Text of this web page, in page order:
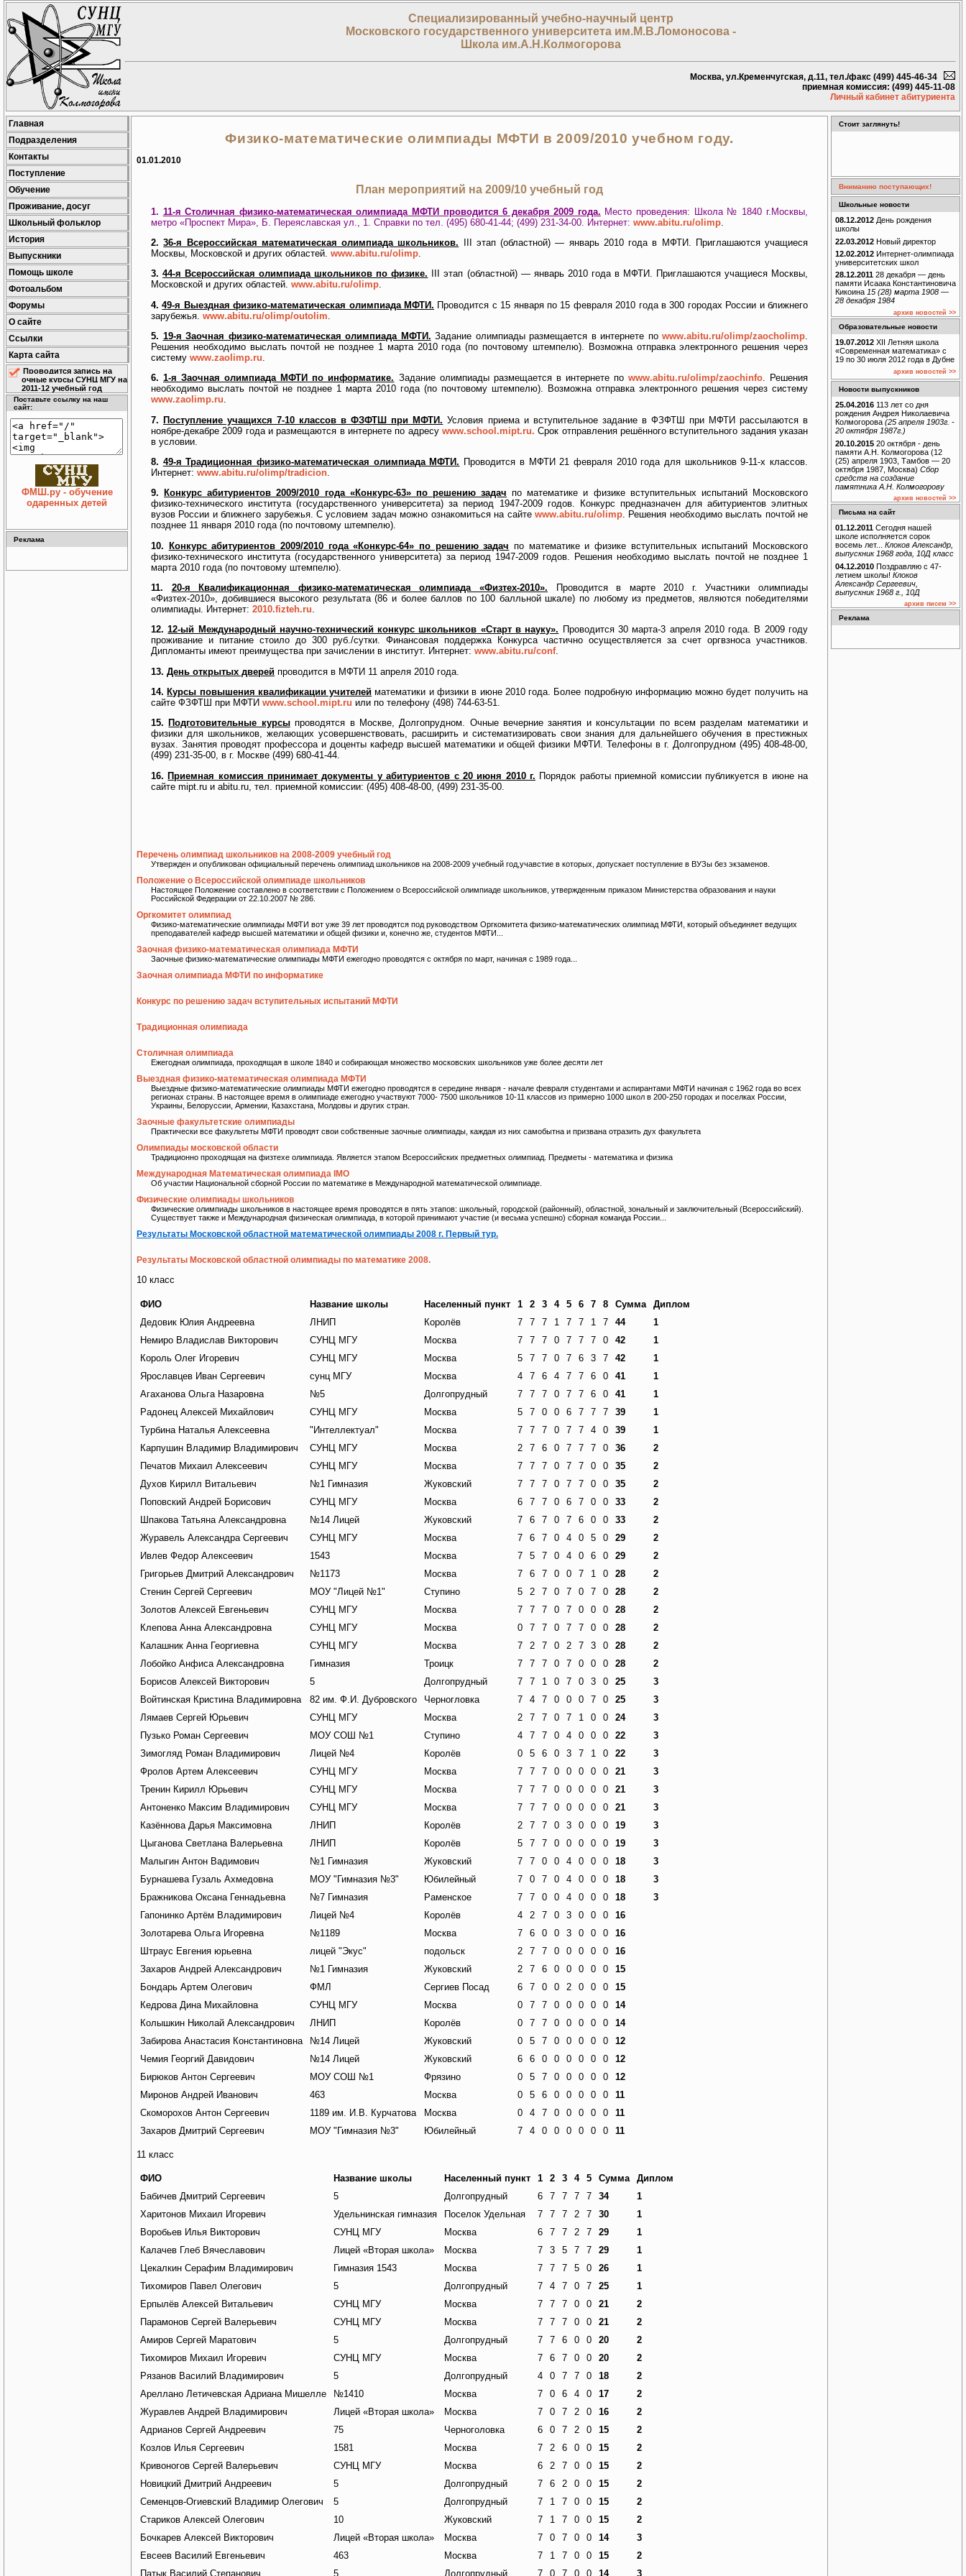
Специализированный учебно-научный центр
Московского государственного университета им.М.В.Ломоносова -
Школа им.А.Н.Колмогорова
Москва, ул.Кременчугская, д.11, тел./факс (499) 445-46-34
приемная комиссия: (499) 445-11-08
Личный кабинет абитуриента
Главная
Подразделения
Контакты
Поступление
Обучение
Проживание, досуг
Школьный фольклор
История
Выпускники
Помощь школе
Фотоальбом
Форумы
О сайте
Ссылки
Карта сайта
Проводится запись на
очные курсы СУНЦ МГУ на
2011-12 учебный год
Поставьте ссылку на наш
сайт:
ФМШ.ру - обучение
одаренных детей
Реклама
Физико-математические олимпиады МФТИ в 2009/2010 учебном году.
01.01.2010
План мероприятий на 2009/10 учебный год
1. 11-я Столичная физико-математическая олимпиада МФТИ проводится 6 декабря 2009 года. Место проведения: Школа № 1840 г.Москвы,
метро «Проспект Мира», Б. Переяславская ул., 1. Справки по тел. (495) 680-41-44; (499) 231-34-00. Интернет: www.abitu.ru/olimp
2.36-я Всероссийская математическая олимпиада школьников. III этап (областной) — январь 2010 года в МФТИ. Приглашаются учащиеся
Москвы, Московской и других областей. www.abitu.ru/olimp
3.44-я Всероссийская олимпиада школьников по физике. III этап (областной) — январь 2010 года в МФТИ. Приглашаются учащиеся Москвы,
Московской и других областей. www.abitu.ru/olimp.
4.49-я Выездная физико-математическая олимпиада МФТИ. Проводится с 15 января по 15 февраля 2010 года в 300 городах России и ближнего
зарубежья. www.abitu.ru/olimp/outolim
5. 19-я Заочная физико-математическая олимпиада МФТИ. Задание олимпиады размещается в интернете по www.abitu.ru/olimp/zaocholimp
Решения необходимо выслать почтой не позднее 1 марта 2010 года (по почтовому штемпелю). Возможна отправка электронного решения через
систему www.zaolimp.ru
6.1-я Заочная олимпиада МФТИ по информатике. Задание олимпиады размещается в интернете по www.abitu.ru/olimp/zaochinfo. Решения
необходимо выслать почтой не позднее 1 марта 2010 года (по почтовому штемпелю). Возможна отправка электронного решения через систему
www.zaolimp.ru.
7.Поступление учащихся 7-10 классов в ФЗФТШ при МФТИ. Условия приема и вступительное задание в ФЗФТШ при МФТИ рассылаются в
ноябре-декабре 2009 года и размещаются в интернете по адресу www.school.mipt.ru. Срок отправления решённого вступительного задания указан
в условии.
8. 49-я Традиционная физико-математическая олимпиада МФТИ. Проводится в МФТИ 21 февраля 2010 года для школьников 9-11-х классов.
Интернет: www.abitu.ru/olimp/tradicion
9.
Конкурс абитуриентов 2009/2010 года «Конкурс-63» по решению задач по математике и физике вступительных испытаний Московского
физико-технического института (государственного университета) за период 1947-2009 годов. Конкурс предназначен для абитуриентов элитных
вузов России и ближнего зарубежья. С условием задач можно ознакомиться на сайте www.abitu.ru/olimp. Решения необходимо выслать почтой не
позднее 11 января 2010 года (по почтовому штемпелю).
10. Конкурс абитуриентов 2009/2010 года «Конкурс-64» по решению задач по математике и физике вступительных испытаний Московского
физико-технического института (государственного университета) за период 1947-2009 годов. Решения необходимо выслать почтой не позднее 1
марта 2010 года (по почтовому штемпелю).
11. 20-я Квалификационная физико-математическая олимпиада «Физтех-2010». Проводится в марте 2010 г. Участники олимпиады
«Физтех-2010», добившиеся высокого результата (86 и более баллов по 100 балльной шкале) по любому из предметов, являются победителями
олимпиады. Интернет: 2010.fizteh.ru
12.12-ый Международный научно-технический конкурс школьников «Старт в науку». Проводится 30 марта-3 апреля 2010 года. В 2009 году
проживание и питание стоило до 300 руб./сутки. Финансовая поддержка Конкурса частично осуществляется за счет оргвзноса участников.
Дипломанты имеют преимущества при зачислении в институт. Интернет: www.abitu.ru/conf.
13. День открытых дверей проводится в МФТИ 11 апреля 2010 года.
14. Курсы повышения квалификации учителей математики и физики в июне 2010 года. Более подробную информацию можно будет получить на
сайте ФЗФТШ при МФТИ www.school.mipt.ru или по телефону (498) 744-63-51.
15. Подготовительные курсыпроводятся в Москве, Долгопрудном. Очные вечерние занятия и консультации по всем разделам математики и
физики для школьников, желающих усовершенствовать, расширить и систематизировать свои знания для дальнейшего обучения в престижных
вузах. Занятия проводят профессора и доценты кафедр высшей математики и общей физики МФТИ. Телефоны в г. Долгопрудном (495) 408-48-00,
(499) 231-35-00, в г. Москве (499) 680-41-44.
16.Приемная комиссия принимает документы у абитуриентов с 20 июня 2010 г. Порядок работы приемной комиссии публикуется в июне на
сайте mipt.ru и abitu.ru, тел. приемной комиссии: (495) 408-48-00, (499) 231-35-00.
Перечень олимпиад школьников на 2008-2009 учебный год
Утвержден и опубликован официальный перечень олимпиад школьников на 2008-2009 учебный год,учавстие в которых, допускает поступление в ВУЗы без экзаменов.
Положение о Всероссийской олимпиаде школьников
Настоящее Положение составлено в соответствии с Положением о Всероссийской олимпиаде школьников, утвержденным приказом Министерства образования и науки
Российской Федерации от 22.10.2007 № 286.
Оргкомитет олимпиад
Физико-математические олимпиады МФТИ вот уже 39 лет проводятся под руководством Оргкомитета физико-математических олимпиад МФТИ, который объединяет ведущих
преподавателей кафедр высшей математики и общей физики и, конечно же, студентов МФТИ...
Заочная физико-математическая олимпиада МФТИ
Заочные физико-математические олимпиады МФТИ ежегодно проводятся с октября по март, начиная с 1989 года...
Заочная олимпиада МФТИ по информатике
Конкурс по решению задач вступительных испытаний МФТИ
Традиционная олимпиада
Столичная олимпиада
Ежегодная олимпиада, проходящая в школе 1840 и собирающая множество московских школьников уже более десяти лет
Выездная физико-математическая олимпиада МФТИ
Выездные физико-математические олимпиады МФТИ ежегодно проводятся в середине января - начале февраля студентами и аспирантами МФТИ начиная с 1962 года во всех
регионах страны. В настоящее время в олимпиаде ежегодно участвуют 7000- 7500 школьников 10-11 классов из примерно 1000 школ в 200-250 городах и поселках России,
Украины, Белоруссии, Армении, Казахстана, Молдовы и других стран.
Заочные факультетские олимпиады
Практически все факультеты МФТИ проводят свои собственные заочные олимпиады, каждая из них самобытна и призвана отразить дух факультета
Олимпиады московской области
Традиционно проходящая на физтехе олимпиада. Является этапом Всероссийских предметных олимпиад. Предметы - математика и физика
Международная Математическая олимпиада IMO
Об участии Национальной сборной России по математике в Международной математической олимпиаде.
Физические олимпиады школьников
Физические олимпиады школьников в настоящее время проводятся в пять этапов: школьный, городской (районный), областной, зональный и заключительный (Всероссийский).
Существует также и Международная физическая олимпиада, в которой принимают участие (и весьма успешно) сборная команда России...
Результаты Московской областной математической олимпиады 2008 г. Первый тур.
Результаты Московской областной олимпиады по математике 2008.
10 класс
ФИО Название школы Населенный пункт 1 2 3 4 5 6 7 8 Сумма
Диплом
Дедовик Юлия Андреевна
ЛНИП Королёв 7 7 7 1 7 7 1 7 44
1
Немиро Владислав Викторович
СУНЦ МГУ Москва 7 7 7 0 7 7 7 0 42
1
Король Олег Игоревич
СУНЦ МГУ Москва 5 7 7 0 7 6 3 7 42
1
Ярославцев Иван Сергеевич
сунц МГУ Москва 4 7 6 4 7 7 6 0 41
1
Агаханова Ольга Назаровна
№5 Долгопрудный 7 7 7 0 7 7 6 0 41
1
Радонец Алексей Михайлович
СУНЦ МГУ Москва 5 7 0 0 6 7 7 7 39
1
Турбина Наталья Алексеевна
"Интеллектуал" Москва 7 7 7 0 7 7 4 0 39
1
Карпушин Владимир Владимирович
СУНЦ МГУ Москва 2 7 6 0 7 7 7 0 36
2
Печатов Михаил Алексеевич
СУНЦ МГУ Москва 7 7 7 0 7 7 0 0 35
2
Духов Кирилл Витальевич
№1 Гимназия Жуковский 7 7 7 0 7 7 0 0 35
2
Поповский Андрей Борисович
СУНЦ МГУ Москва 6 7 7 0 6 7 0 0 33
2
Шпакова Татьяна Александровна
№14 Лицей Жуковский 7 6 7 0 7 6 0 0 33
2
Журавель Александра Сергеевич
СУНЦ МГУ Москва 7 6 7 0 4 0 5 0 29
2
Ивлев Федор Алексеевич
1543 Москва 7 5 7 0 4 0 6 0 29
2
Григорьев Дмитрий Александрович
№1173 Москва 7 6 7 0 0 7 1 0 28
2
Стенин Сергей Сергеевич
МОУ "Лицей №1" Ступино 5 2 7 0 7 0 7 0 28
2
Золотов Алексей Евгеньевич
СУНЦ МГУ Москва 7 7 7 0 7 0 0 0 28
2
Клепова Анна Александровна
СУНЦ МГУ Москва 0 7 7 0 7 7 0 0 28
2
Калашник Анна Георгиевна
СУНЦ МГУ Москва 7 2 7 0 2 7 3 0 28
2
Лобойко Анфиса Александровна
Гимназия Троицк 7 7 7 0 7 0 0 0 28
2
Борисов Алексей Викторович
5 Долгопрудный 7 7 1 0 7 0 3 0 25
3
Войтинская Кристина Владимировна
82 им. Ф.И. Дубровского Черногловка 7 4 7 0 0 0 7 0 25
3
Лямаев Сергей Юрьевич
СУНЦ МГУ Москва 2 7 7 0 7 1 0 0 24
3
Пузько Роман Сергеевич
МОУ СОШ №1 Ступино 4 7 7 0 4 0 0 0 22
3
Зимогляд Роман Владимирович
Лицей №4 Королёв 0 5 6 0 3 7 1 0 22
3
Фролов Артем Алексеевич
СУНЦ МГУ Москва 7 7 7 0 0 0 0 0 21
3
Тренин Кирилл Юрьевич
СУНЦ МГУ Москва 7 7 7 0 0 0 0 0 21
3
Антоненко Максим Владимирович
СУНЦ МГУ Москва 7 7 7 0 0 0 0 0 21
3
Казённова Дарья Максимовна
ЛНИП Королёв 2 7 7 0 3 0 0 0 19
3
Цыганова Светлана Валерьевна
ЛНИП Королёв 5 7 7 0 0 0 0 0 19
3
Малыгин Антон Вадимович
№1 Гимназия Жуковский 7 7 0 0 4 0 0 0 18
3
Бурнашева Гузаль Ахмедовна
МОУ "Гимназия №3" Юбилейный 7 0 7 0 4 0 0 0 18
3
Бражникова Оксана Геннадьевна
№7 Гимназия Раменское 7 7 0 0 4 0 0 0 18
3
Гапонинко Артём Владимирович
Лицей №4 Королёв 4 2 7 0 3 0 0 0
16
Золотарева Ольга Игоревна
№1189 Москва 7 6 0 0 3 0 0 0
16
Штраус Евгения юрьевна
лицей "Экус" подольск 2 7 7 0 0 0 0 0
16
Захаров Андрей Александрович
№1 Гимназия Жуковский 2 7 6 0 0 0 0 0
15
Бондарь Артем Олегович
ФМЛ Сергиев Посад 6 7 0 0 2 0 0 0
15
Кедрова Дина Михайловна
СУНЦ МГУ Москва 0 7 7 0 0 0 0 0
14
Колышкин Николай Александрович
ЛНИП Королёв 0 7 7 0 0 0 0 0
14
Забирова Анастасия Константиновна
№14 Лицей Жуковский 0 5 7 0 0 0 0 0
12
Чемия Георгий Давидович
№14 Лицей Жуковский 6 6 0 0 0 0 0 0
12
Бирюков Антон Сергеевич
МОУ СОШ №1 Фрязино 0 5 7 0 0 0 0 0
12
Миронов Андрей Иванович
463 Москва 0 5 6 0 0 0 0 0
11
Скоморохов Антон Сергеевич
1189 им. И.В. Курчатова Москва 0 4 7 0 0 0 0 0
11
Захаров Дмитрий Сергеевич
МОУ "Гимназия №3" Юбилейный 7 4 0 0 0 0 0 0 11
11 класс
ФИО Название школы Населенный пункт 1 2 3 4 5 Сумма
Диплом
Бабичев Дмитрий Сергеевич
5 Долгопрудный 6 7 7 7 7 34
1
Харитонов Михаил Игоревич
Удельнинская гимназия Поселок Удельная 7 7 7 2 7 30
1
Воробьев Илья Викторович
СУНЦ МГУ Москва 6 7 7 2 7 29
1
Калачев Глеб Вячеславович
Лицей «Вторая школа» Москва 7 3 5 7 7 29
1
Цекалкин Серафим Владимирович
Гимназия 1543 Москва 7 7 7 5 0 26
1
Тихомиров Павел Олегович
5 Долгопрудный 7 4 7 0 7 25
1
Ерпылёв Алексей Витальевич
СУНЦ МГУ Москва 7 7 7 0 0 21
2
Парамонов Сергей Валерьевич
СУНЦ МГУ Москва 7 7 7 0 0 21
2
Амиров Сергей Маратович
5 Долгопрудный 7 7 6 0 0 20
2
Тихомиров Михаил Игоревич
СУНЦ МГУ Москва 7 6 7 0 0 20
2
Рязанов Василий Владимирович
5 Долгопрудный 4 0 7 7 0 18
2
Ареллано Летичевская Адриана Мишелле
№1410 Москва 7 0 6 4 0 17
2
Журавлев Андрей Владимирович
Лицей «Вторая школа» Москва 7 0 7 2 0 16
2
Адрианов Сергей Андреевич
75 Черноголовка 6 0 7 2 0 15
2
Козлов Илья Сергеевич
1581 Москва 7 2 6 0 0 15
2
Кривоногов Сергей Валерьевич
СУНЦ МГУ Москва 6 2 7 0 0 15
2
Новицкий Дмитрий Андреевич
5 Долгопрудный 7 6 2 0 0 15
2
Семенцов-Огиевский Владимир Олегович
5 Долгопрудный 7 1 7 0 0 15
2
Стариков Алексей Олегович
10 Жуковский 7 1 7 0 0 15
2
Бочкарев Алексей Викторович
Лицей «Вторая школа» Москва 7 0 7 0 0 14
3
Евсеев Василий Евгеньевич
463 Москва 7 1 7 0 0 15
2
Патык Василий Степанович
5 Долгопрудный 7 0 7 0 0 14 3
Стоит заглянуть!
Вниманию поступающих!
Школьные новости
08.12.2012 День рождения
школы
22.03.2012 Новый директор
12.02.2012 Интернет-олимпиада
университетских школ
28.12.2011 28 декабря — день
памяти Исаака Константиновича
Кикоина 15 (28) марта 1908 —
28 декабря 1984
архив новостей >>
Образовательные новости
19.07.2012 XII Летняя школа
«Современная математика» с
19 по 30 июля 2012 года в Дубне
архив новостей >>
Новости выпускников
25.04.2016 113 лет со дня
рождения Андрея Николаевича
Колмогорова (25 апреля 1903г. -
20 октября 1987г.)
20.10.2015 20 октября - день
памяти А.Н. Колмогорова (12
(25) апреля 1903, Тамбов — 20
октября 1987, Москва) Сбор
средств на создание
памятника А.Н. Колмогорову
архив новостей >>
Письма на сайт
01.12.2011 Сегодня нашей
школе исполняется сорок
восемь лет... Клоков Александр,
выпускник 1968 года, 10Д класс
04.12.2010 Поздравляю с 47-
летием школы! Клоков
Александр Сергеевич,
выпускник 1968 г., 10Д
архив писем >>
Реклама